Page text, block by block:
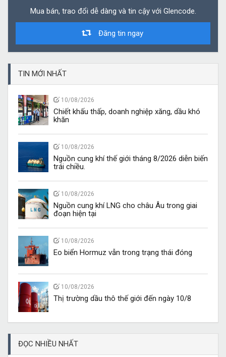
Mua bán, trao đổi dễ dàng và tin cậy với Glencode.
Đăng tin ngay
TIN MỚI NHẤT
10/08/2026
Chiết khấu thấp, doanh nghiệp xăng, dầu khó
khăn
10/08/2026
Nguồn cung khí thế giới tháng 8/2026 diễn biến
trái chiều.
10/08/2026
Nguồn cung khí LNG cho châu Âu trong giai
đoạn hiện tại
10/08/2026
Eo biển Hormuz vẫn trong trạng thái đóng
10/08/2026
Thị trường dầu thô thế giới đến ngày 10/8
ĐỌC NHIỀU NHẤT